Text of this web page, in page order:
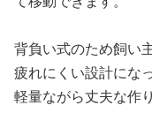
背負い式のため飼い
疲れにくい設計にな
軽量ながら丈夫な作